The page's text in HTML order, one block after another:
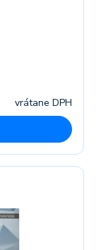
vrátane DPH